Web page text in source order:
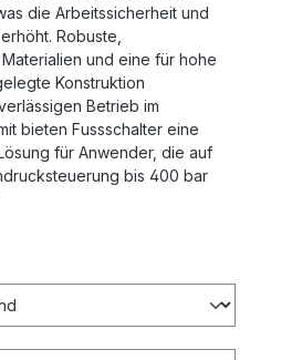
die Arbeitssicherheit und
Robuste,
und eine für hohe
Konstruktion
Betrieb im
bieten Fussschalter eine
für Anwender, die auf
bis 400 bar